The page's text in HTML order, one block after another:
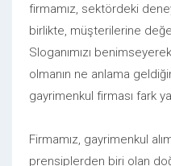
firmamız, sektördeki
birlikte, müşterilerine
Sloganımızı
olmanın ne anlama
gayrimenkul firması fark
Firmamız, gayrimenkul
prensiplerden biri olan